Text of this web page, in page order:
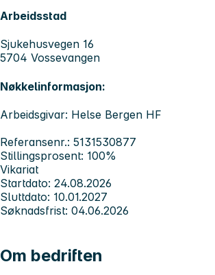
Arbeidsstad
Sjukehusvegen 16
5704 Vossevangen
Nøkkelinformasjon:
Arbeidsgivar: Helse Bergen HF
Referansenr.: 5131530877
Stillingsprosent: 100%
Vikariat
Startdato: 24.08.2026
Sluttdato: 10.01.2027
Søknadsfrist: 04.06.2026
Om bedriften